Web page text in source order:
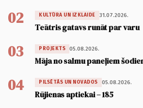
02 KULTŪRA UN IZKLAIDE 31.07.2026.
Teātris gatavs runāt par varu
03 PROJEKTS 05.08.2026.
Māja no salmu paneļiem
04 PILSĒTĀS UN NOVADOS 05.08.2026.
Rūjienas aptiekai – 185